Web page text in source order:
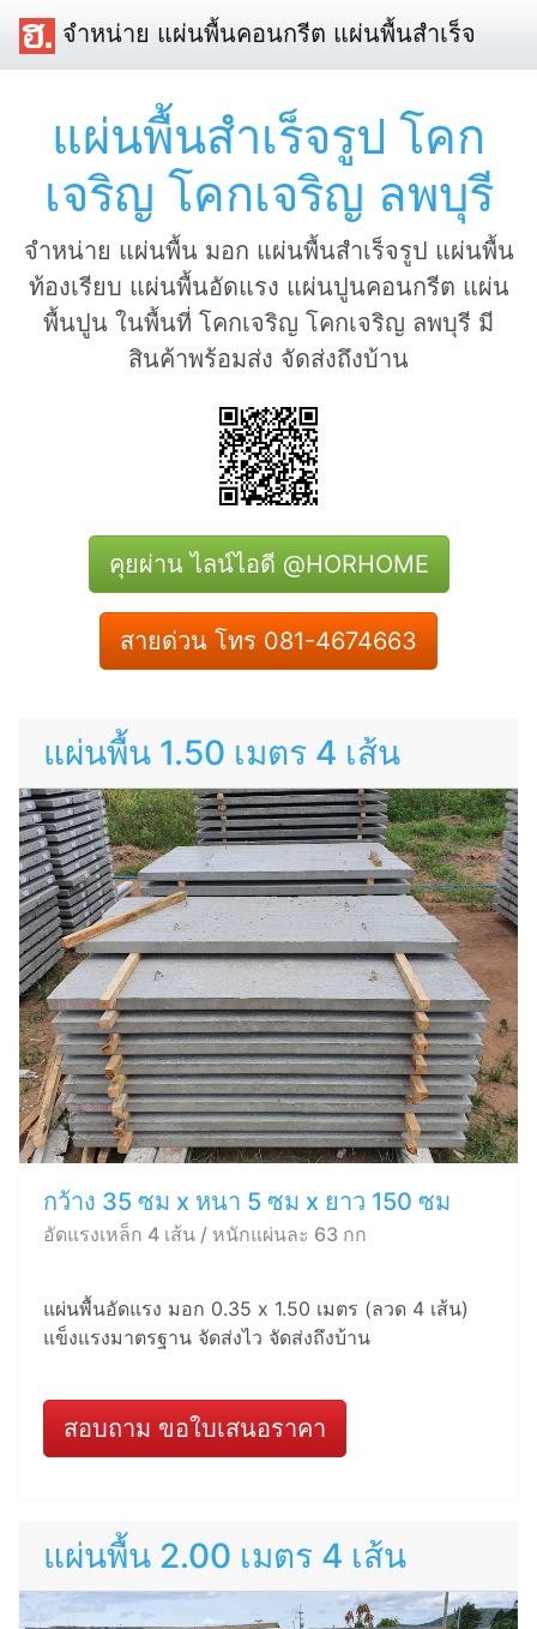
จำหน่าย แผ่นพื้นคอนกรีต แผ่นพื้นสำเร็จ
แผ่นพื้นสำเร็จรูป โคก
เจริญ โคกเจริญ ลพบุรี
จำหน่าย แผ่นพื้น มอก แผ่นพื้นสำเร็จรูป แผ่นพื้น
ท้องเรียบ แผ่นพื้นอัดแรง แผ่นปูนคอนกรีต แผ่น
พื้นปูน ในพื้นที่ โคกเจริญ โคกเจริญ ลพบุรี มี
สินค้าพร้อมส่ง จัดส่งถึงบ้าน
คุยผ่าน ไลน์ไอดี @HORHOME
สายด่วน โทร 081-4674663
แผ่นพื้น 1.50 เมตร 4 เส้น
กว้าง 35 ซม x หนา 5 ซม x ยาว 150 ซม
อัดแรงเหล็ก 4 เส้น / หนักแผ่นละ 63 กก
แผ่นพื้นอัดแรง มอก 0.35 x 1.50 เมตร (ลวด 4 เส้น)
แข็งแรงมาตรฐาน จัดส่งไว จัดส่งถึงบ้าน
สอบถาม ขอใบเสนอราคา
แผ่นพื้น 2.00 เมตร 4 เส้น